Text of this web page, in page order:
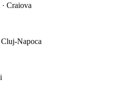
Craiova
Napoca